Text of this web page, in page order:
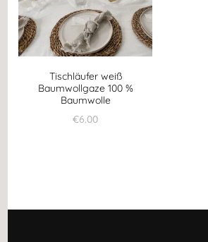
Tischläufer weiß
Baumwollgaze 100 %
Baumwolle
€6.00